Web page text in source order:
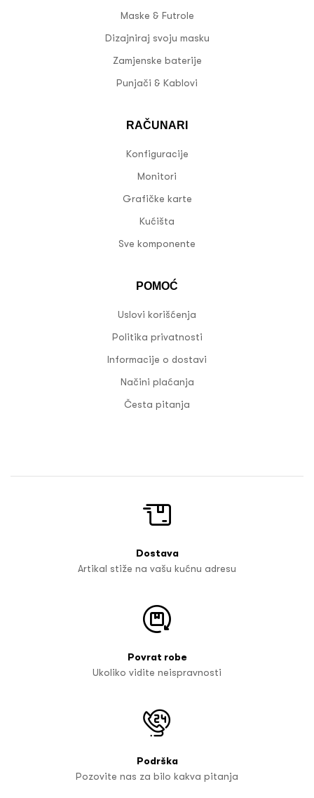
Maske & Futrole
Dizajniraj svoju masku
Zamjenske baterije
Punjači & Kablovi
RAČUNARI
Konfiguracije
Monitori
Grafičke karte
Kućišta
Sve komponente
POMOĆ
Uslovi korišćenja
Politika privatnosti
Informacije o dostavi
Načini plaćanja
Česta pitanja
Dostava
Artikal stiže na vašu kućnu adresu
Povrat robe
Ukoliko vidite neispravnosti
Podrška
Pozovite nas za bilo kakva pitanja